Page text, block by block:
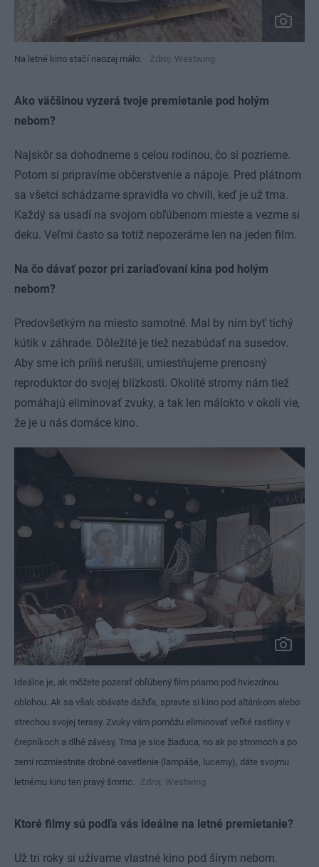
Na letné kino stačí naozaj málo. Zdroj: Westwing
Ako väčšinou vyzerá tvoje premietanie pod holým
nebom?
Najskôr sa dohodneme s celou rodinou, čo si pozrieme.
Potom si pripravíme občerstvenie a nápoje. Pred plátnom
sa všetci schádzame spravidla vo chvíli, keď je už tma.
Každý sa usadí na svojom obľúbenom mieste a vezme si
deku. Veľmi často sa totiž nepozeráme len na jeden film.
Na čo dávať pozor pri zariaďovaní kina pod holým
nebom?
Predovšetkým na miesto samotné. Mal by ním byť tichý
kútik v záhrade. Dôležité je tiež nezabúdať na susedov.
Aby sme ich príliš nerušili, umiestňujeme prenosný
reproduktor do svojej blízkosti. Okolité stromy nám tiež
pomáhajú eliminovať zvuky, a tak len málokto v okolí vie,
že je u nás domáce kino.
Ideálne je, ak môžete pozerať obľúbený film priamo pod hviezdnou
oblohou. Ak sa však obávate dažďa, spravte si kino pod altánkom alebo
strechou svojej terasy. Zvuky vám pomôžu eliminovať veľké rastliny v
črepníkoch a dlhé závesy. Tma je síce žiaduca, no ak po stromoch a po
zemi rozmiestnite drobné osvetlenie (lampáše, lucerny), dáte svojmu
letnému kinu ten pravý šmrnc.
Zdroj: Westwing
Ktoré filmy sú podľa vás ideálne na letné premietanie?
Už tri roky si užívame vlastné kino pod šírym nebom.